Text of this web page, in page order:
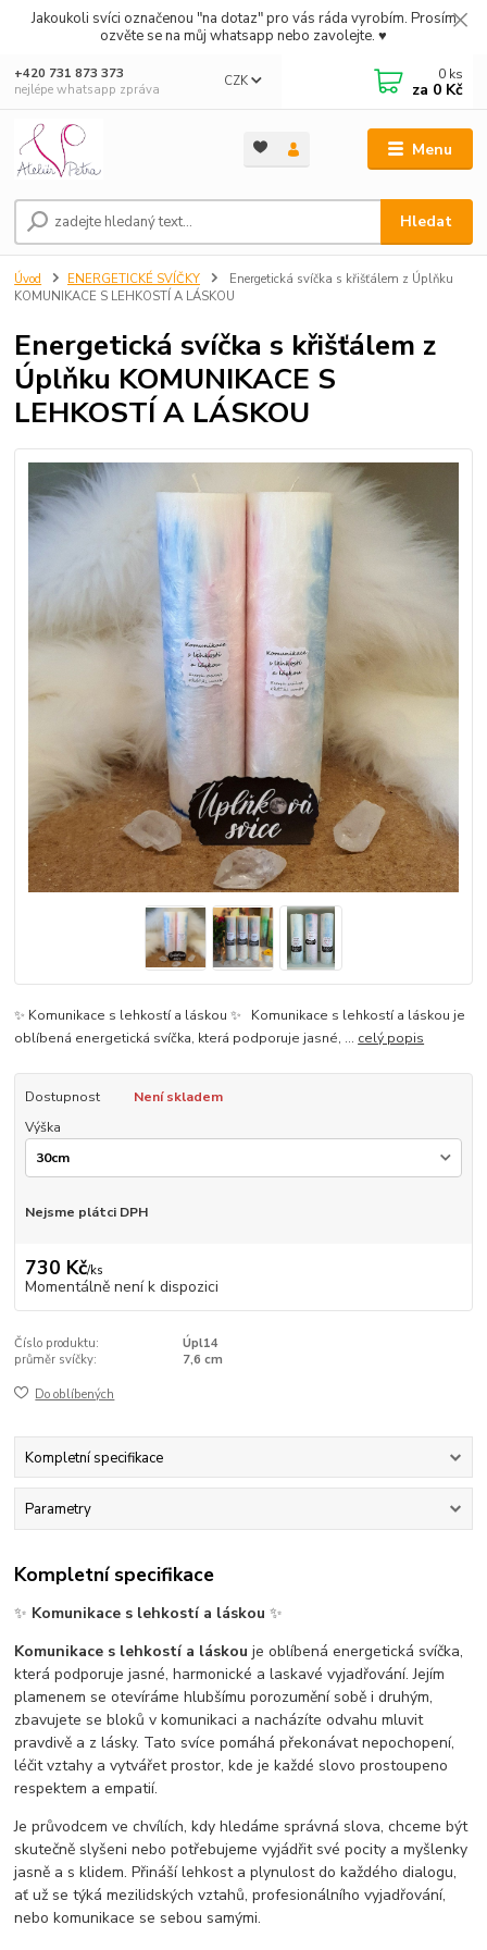
Jakoukoli svíci označenou "na dotaz" pro vás ráda vyrobím. Prosím
ozvěte se na můj whatsapp nebo zavolejte. ♥
Menu
CZK
Hledat
+420 731 873 373
nejlépe whatsapp zpráva
0 ks
za 0 Kč
Úvod ENERGETICKÉ SVÍČKY
Energetická svíčka s křišťálem z Úplňku
KOMUNIKACE S LEHKOSTÍ A LÁSKOU
Energetická svíčka s křišťálem z
Úplňku KOMUNIKACE S
LEHKOSTÍ A LÁSKOU
✨ Komunikace s lehkostí a láskou ✨ Komunikace s lehkostí a láskou je
oblíbená energetická svíčka, která podporuje jasné, ... celý popis
Dostupnost
Není skladem
Výška
Nejsme plátci DPH
730 Kč/ks
Momentálně není k dispozici
Číslo produktu:
Úpl14
průměr svíčky:
7,6 cm
Do oblíbených
Kompletní specifikace
Parametry
Kompletní specifikace
✨ Komunikace s lehkostí a láskou ✨
Komunikace s lehkostí a láskou je oblíbená energetická svíčka,
která podporuje jasné, harmonické a laskavé vyjadřování. Jejím
plamenem se otevíráme hlubšímu porozumění sobě i druhým,
zbavujete se bloků v komunikaci a nacházíte odvahu mluvit
pravdivě a z lásky. Tato svíce pomáhá překonávat nepochopení,
léčit vztahy a vytvářet prostor, kde je každé slovo prostoupeno
respektem a empatií.
Je průvodcem ve chvílích, kdy hledáme správná slova, chceme být
skutečně slyšeni nebo potřebujeme vyjádřit své pocity a myšlenky
jasně a s klidem. Přináší lehkost a plynulost do každého dialogu,
ať už se týká mezilidských vztahů, profesionálního vyjadřování,
nebo komunikace se sebou samými.